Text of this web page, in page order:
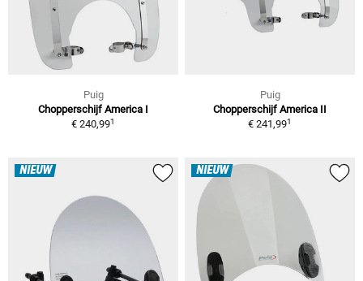
Puig
Chopperschijf America I
€ 240,991
Puig
Chopperschijf America II
€ 241,991
NIEUW NIEUW